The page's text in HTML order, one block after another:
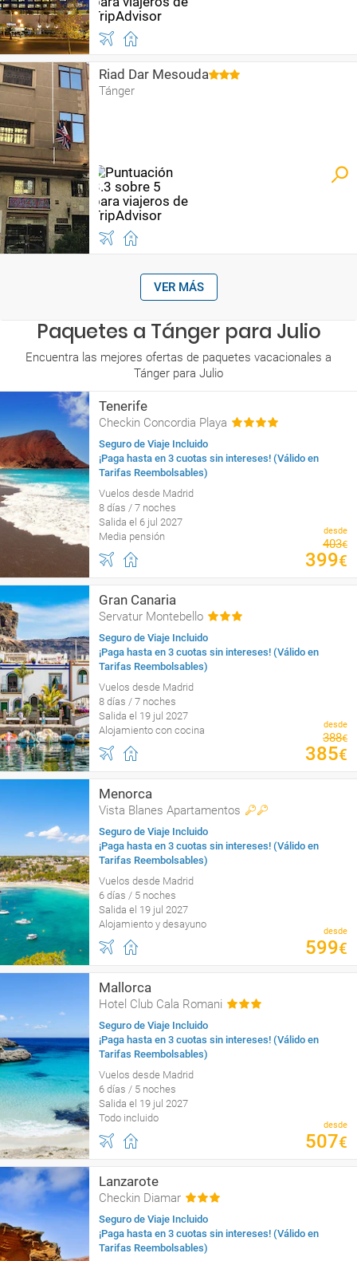
Riad Dar Mesouda
Tánger
VER MÁS
Paquetes a Tánger para Julio
Encuentra las mejores ofertas de paquetes vacacionales a
Tánger para Julio
Tenerife
Checkin Concordia Playa
Seguro de Viaje Incluido
¡Paga hasta en 3 cuotas sin intereses! (Válido en
Tarifas Reembolsables)
Vuelos desde Madrid
8 días / 7 noches
Salida el 6 jul 2027
Media pensión
desde
403€
399€
Gran Canaria
Servatur Montebello
Seguro de Viaje Incluido
¡Paga hasta en 3 cuotas sin intereses! (Válido en
Tarifas Reembolsables)
Vuelos desde Madrid
8 días / 7 noches
Salida el 19 jul 2027
Alojamiento con cocina
desde
388€
385€
Menorca
Vista Blanes Apartamentos
Seguro de Viaje Incluido
¡Paga hasta en 3 cuotas sin intereses! (Válido en
Tarifas Reembolsables)
Vuelos desde Madrid
6 días / 5 noches
Salida el 19 jul 2027
Alojamiento y desayuno
desde
599€
Mallorca
Hotel Club Cala Romani
Seguro de Viaje Incluido
¡Paga hasta en 3 cuotas sin intereses! (Válido en
Tarifas Reembolsables)
Vuelos desde Madrid
6 días / 5 noches
Salida el 19 jul 2027
Todo incluido
desde
507€
Lanzarote
Checkin Diamar
Seguro de Viaje Incluido
¡Paga hasta en 3 cuotas sin intereses! (Válido en
Tarifas Reembolsables)